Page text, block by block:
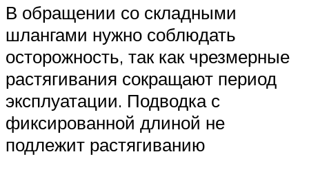
В обращении со складными
шлангами нужно соблюдать
осторожность, так как чрезмерные
растягивания сокращают период
эксплуатации. Подводка с
фиксированной длиной не
подлежит растягиванию